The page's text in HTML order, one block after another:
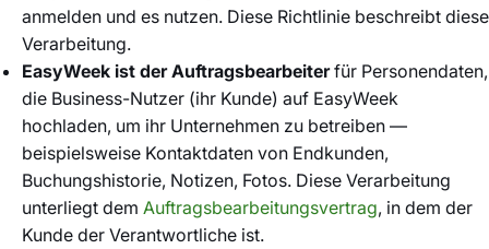
anmelden und es nutzen. Diese Richtlinie beschreibt diese
Verarbeitung.
EasyWeek ist der Auftragsbearbeiterfür Personendaten,
die Business-Nutzer (ihr Kunde) auf EasyWeek
hochladen, um ihr Unternehmen zu betreiben —
beispielsweise Kontaktdaten von Endkunden,
Buchungshistorie, Notizen, Fotos. Diese Verarbeitung
unterliegt dem Auftragsbearbeitungsvertrag, in dem der
Kunde der Verantwortliche ist.